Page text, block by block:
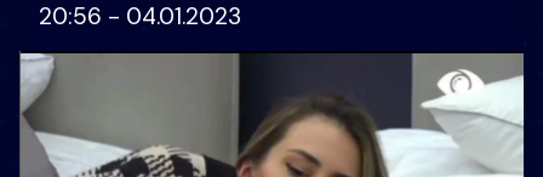
20:56 - 04.01.2023